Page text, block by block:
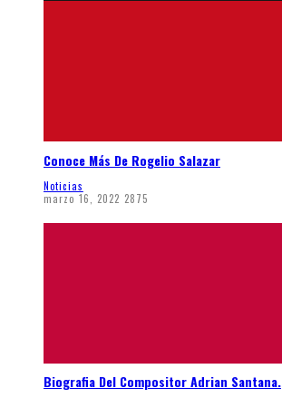
Conoce Más De Rogelio Salazar
Noticias
marzo 16, 2022 2875
Biografia Del Compositor Adrian Santana.